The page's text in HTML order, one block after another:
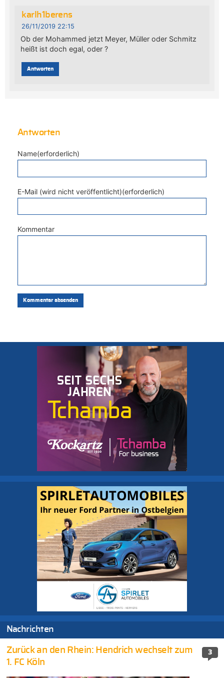
karlh1berens
26/11/2019 22:15
Ob der Mohammed jetzt Meyer, Müller oder Schmitz
heißt ist doch egal, oder ?
Antworten
Antworten
Name(erforderlich)
E-Mail (wird nicht veröffentlicht)(erforderlich)
Kommentar
Nachrichten
3
Zurück an den Rhein: Hendrich wechselt zum
1. FC Köln